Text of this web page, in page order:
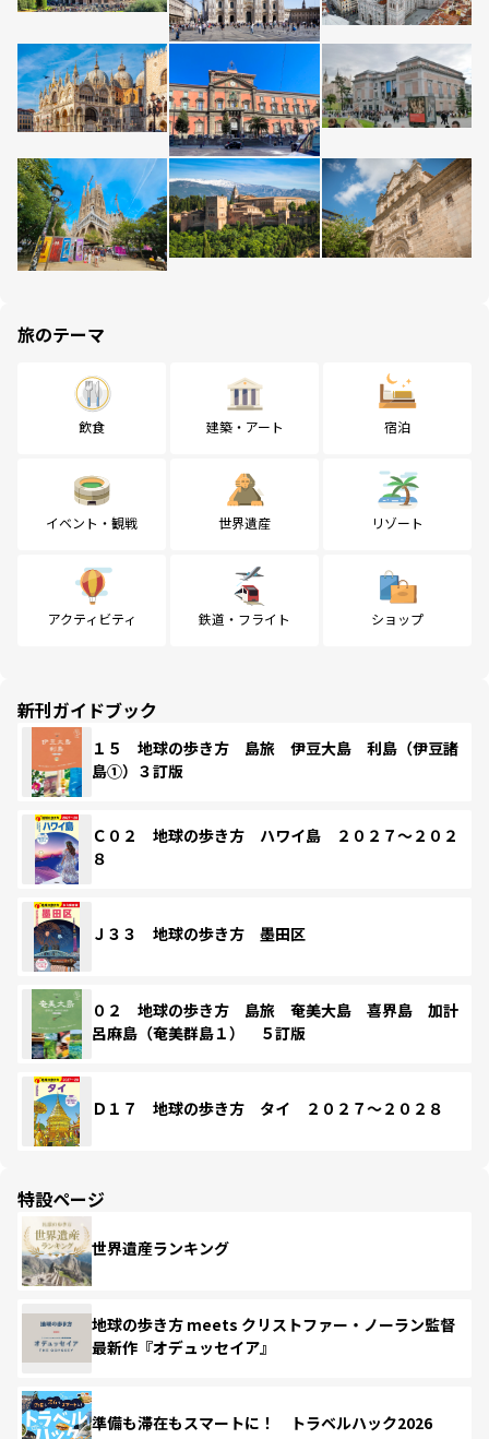
旅のテーマ
飲食 建築・アート 宿泊
イベント・観戦 世界遺産 リゾート
アクティビティ 鉄道・フライト ショップ
新刊ガイドブック
１５ 地球の歩き方 島旅 伊豆大島 利島（伊豆諸
島①）３訂版
Ｃ０２ 地球の歩き方 ハワイ島 ２０２７～２０２
８
Ｊ３３ 地球の歩き方 墨田区
０２ 地球の歩き方 島旅 奄美大島 喜界島 加計
呂麻島（奄美群島１） ５訂版
Ｄ１７ 地球の歩き方 タイ ２０２７～２０２８
特設ページ
世界遺産ランキング
地球の歩き方 meets クリストファー・ノーラン監督
最新作『オデュッセイア』
準備も滞在もスマートに！ トラベルハック2026